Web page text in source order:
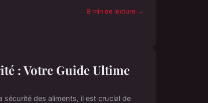
8 min de lecture →
: Votre Guide Ultime
des aliments, il est crucial de